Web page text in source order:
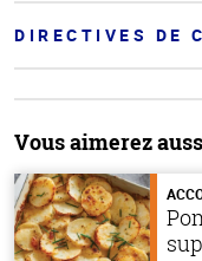
DIRECTIVES DE
Vous aimerez